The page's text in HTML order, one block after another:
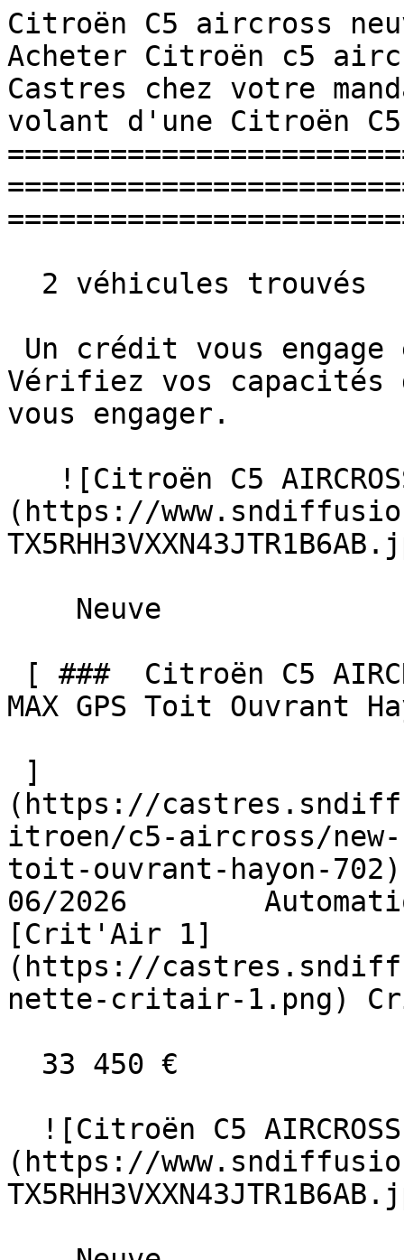
Citroën C5 aircross
Acheter Citroën c5
Castres chez votre
volant d'une Citroën C5
Vérifiez vos capacités
vous engager.
(https://
MAX GPS Toit Ouvrant
(https://
itroen/c5-aircross/new-
toit-ouvrant-hayon-
06/2026
[Crit'Air 1]
(https://
nette-critair-
(https://